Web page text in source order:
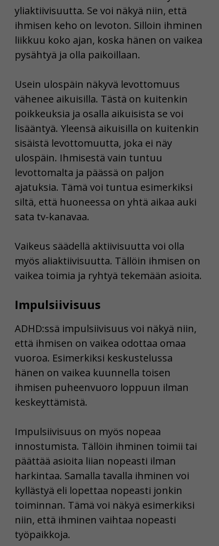
yliaktiivisuutta. Se voi näkyä niin, että
ihmisen keho on levoton. Silloin ihminen
liikkuu koko ajan, koska hänen on vaikea
pysähtyä ja olla paikoillaan.
Usein ulospäin näkyvä levottomuus
vähenee aikuisilla. Tästä on kuitenkin
poikkeuksia ja osalla aikuisista se voi
lisääntyä. Yleensä aikuisilla on kuitenkin
sisäistä levottomuutta, joka ei näy
ulospäin. Ihmisestä vain tuntuu
levottomalta ja päässä on paljon
ajatuksia. Tämä voi tuntua esimerkiksi
siltä, että huoneessa on yhtä aikaa auki
sata tv-kanavaa.
Vaikeus säädellä aktiivisuutta voi olla
myös aliaktiivisuutta. Tällöin ihmisen on
vaikea toimia ja ryhtyä tekemään asioita.
Impulsiivisuus
ADHD:ssä impulsiivisuus voi näkyä niin,
että ihmisen on vaikea odottaa omaa
vuoroa. Esimerkiksi keskustelussa
hänen on vaikea kuunnella toisen
ihmisen puheenvuoro loppuun ilman
keskeyttämistä.
Impulsiivisuus on myös nopeaa
innostumista. Tällöin ihminen toimii tai
päättää asioita liian nopeasti ilman
harkintaa. Samalla tavalla ihminen voi
kyllästyä eli lopettaa nopeasti jonkin
toiminnan. Tämä voi näkyä esimerkiksi
niin, että ihminen vaihtaa nopeasti
työpaikkoja.